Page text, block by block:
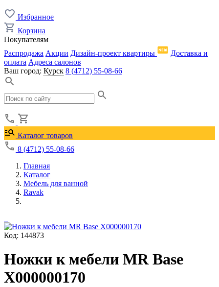
Избранное
Корзина
Покупателям
Распродажа Акции Дизайн-проект квартиры
Доставка и
оплата Адреса салонов
Ваш город: Курск 8 (4712) 55-08-66
Каталог товаров
8 (4712) 55-08-66
Главная
Каталог
Мебель для ванной
Ravak
Код: 144873
Ножки к мебели MR Base
X000000170